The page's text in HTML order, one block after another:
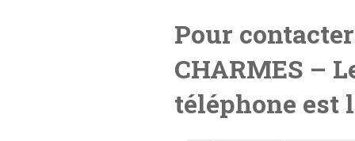
Pour
CHARMES –
téléphone est